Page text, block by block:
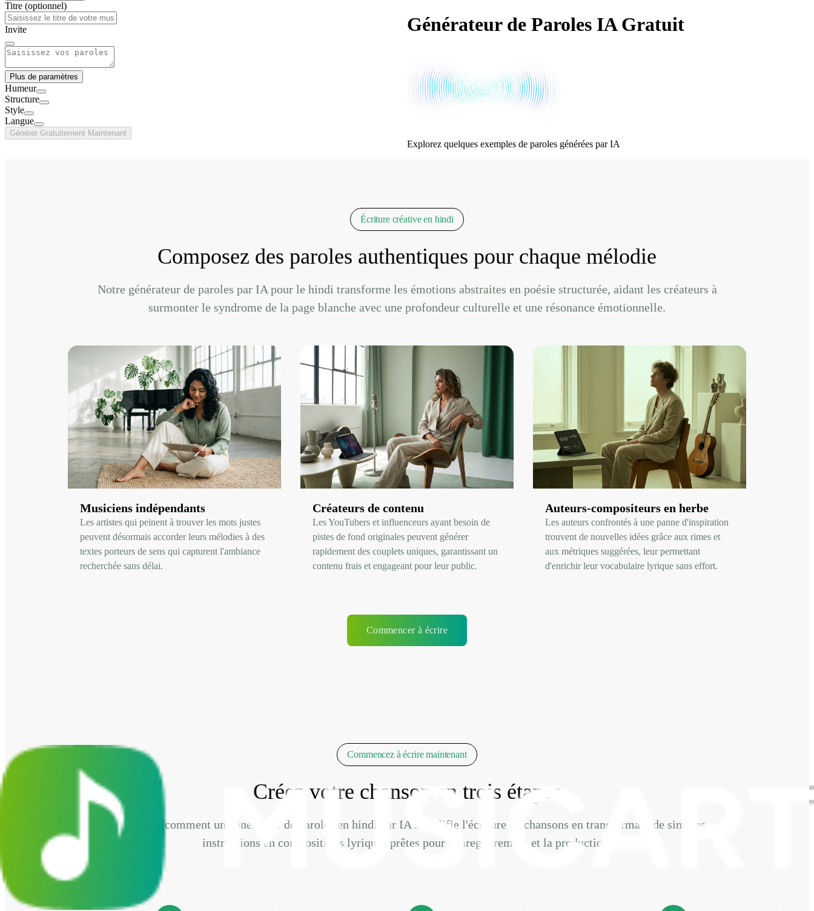
Titre (optionnel)
Invite
Plus de paramètres
Humeur
Structure
Style
Langue
Générer Gratuitement Maintenant
Générateur de Paroles IA Gratuit
Explorez quelques exemples de paroles générées par IA
Écriture créative en hindi
Composez des paroles authentiques pour chaque mélodie
Notre générateur de paroles par IA pour le hindi transforme les émotions abstraites en poésie structurée, aidant les créateurs à
surmonter le syndrome de la page blanche avec une profondeur culturelle et une résonance émotionnelle.
Musiciens indépendants
Les artistes qui peinent à trouver les mots justes
peuvent désormais accorder leurs mélodies à des
textes porteurs de sens qui capturent l'ambiance
recherchée sans délai.
Créateurs de contenu
Les YouTubers et influenceurs ayant besoin de
pistes de fond originales peuvent générer
rapidement des couplets uniques, garantissant un
contenu frais et engageant pour leur public.
Auteurs-compositeurs en herbe
Les auteurs confrontés à une panne d'inspiration
trouvent de nouvelles idées grâce aux rimes et
aux métriques suggérées, leur permettant
d'enrichir leur vocabulaire lyrique sans effort.
Commencer à écrire
Commencez à écrire maintenant
Créez votre chanson en trois étapes
Découvrez comment un générateur de paroles en hindi par IA simplifie l'écriture de chansons en transformant de simples
instructions en compositions lyriques prêtes pour l'enregistrement et la production.